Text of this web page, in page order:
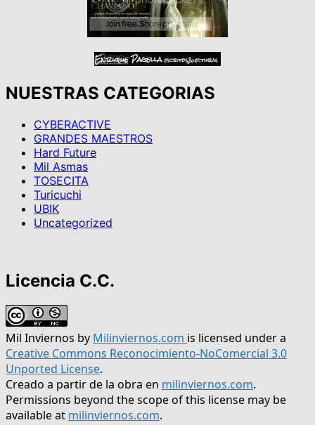
NUESTRAS CATEGORIAS
CYBERACTIVE
GRANDES MAESTROS
Hard Future
Mil Asmas
TOSECITA
Turicuchi
UBIK
Uncategorized
Licencia C.C.
Mil Inviernos by Milinviernos.com is licensed under a
Creative Commons Reconocimiento-NoComercial 3.0
Unported License.
Creado a partir de la obra en milinviernos.com.
Permissions beyond the scope of this license may be
available at milinviernos.com.